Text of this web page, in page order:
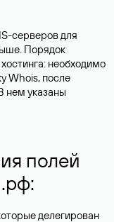
серверов для
Порядок
необходимо
Whois, после
нем указаны
полей
делегирован